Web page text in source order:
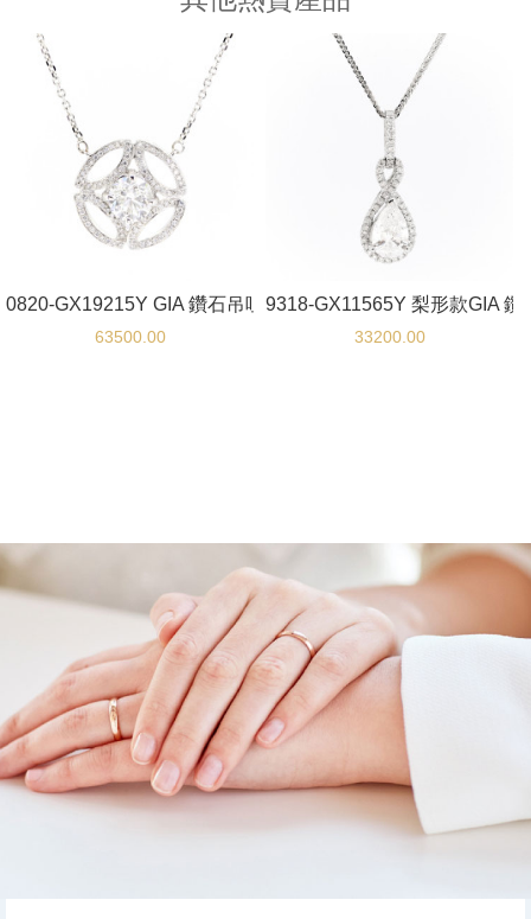
0820-GX19215Y GIA 鑽石吊咀
63500.00
9318-GX11565Y 梨形款GIA 鑽
33200.00